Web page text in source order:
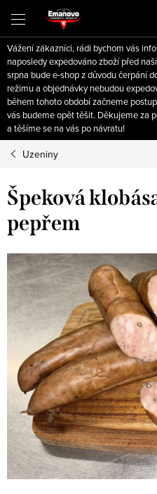
obsah
Vážení zákazníci, rádi bychom vás
naposledy expedováno zboží před
srpna bude e-shop z důvodu čerpání
režimu a objednávky nebudou
během tohoto období začneme
vás budeme opět těšit. Děkujeme za
a těšíme se na vás po návratu!
Uzeniny
Špeková
pepřem